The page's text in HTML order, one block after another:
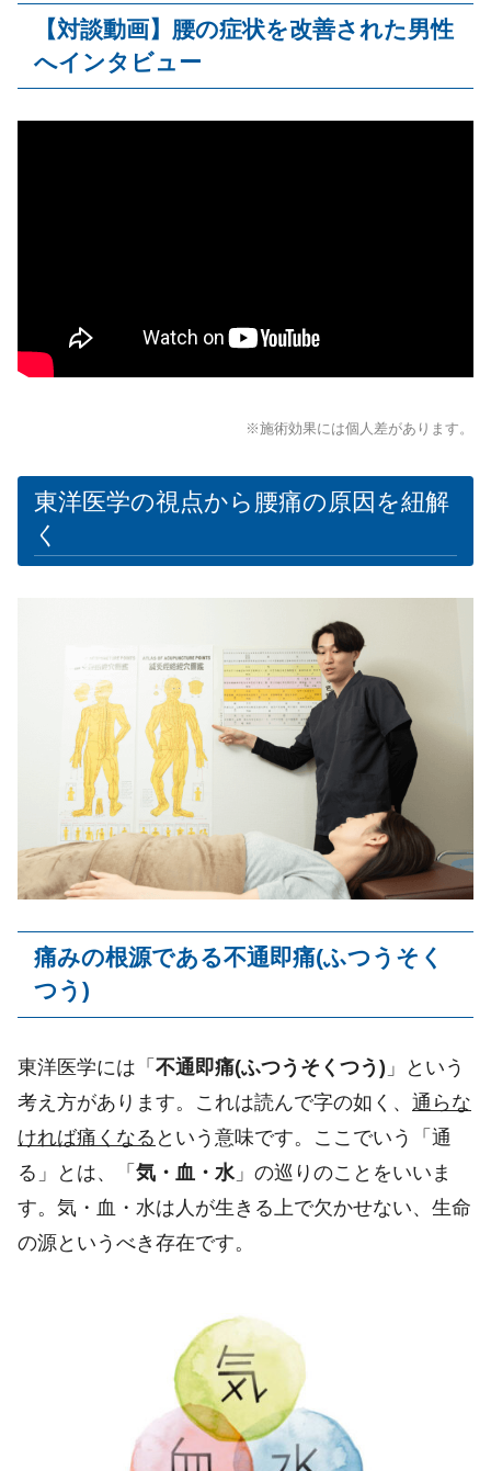
【対談動画】腰の症状を改善された男性
へインタビュー
※施術効果には個人差があります。
東洋医学の視点から腰痛の原因を紐解
く
痛みの根源である不通即痛(ふつうそく
つう )
東洋医学には「 不通即痛(ふつうそくつう ) 」
という
考え方があります。これは読んで字の如く、 通らな
ければ痛くなる という意味です。ここでいう「通
る」とは、「 気・血・水」の巡りのことをいいま
す。気・血・水は人が生きる上で欠かせない、生命
の源というべき存在です。